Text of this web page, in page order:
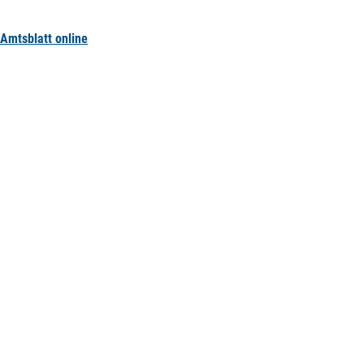
Amtsblatt online